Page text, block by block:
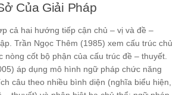
Của Giải Pháp
cả hai hướng tiếp cận chủ – vị và đề –
Trần Ngọc Thêm (1985) xem cấu trúc chủ
nòng cốt bộ phận của cấu trúc đề – thuyết.
áp dụng mô hình ngữ pháp chức năng
câu theo nhiều bình diện (nghĩa biểu hiện,